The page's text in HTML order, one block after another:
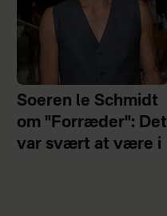
Soeren le Schmidt
om "Forræder": Det
var svært at være i